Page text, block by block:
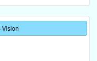
Vision